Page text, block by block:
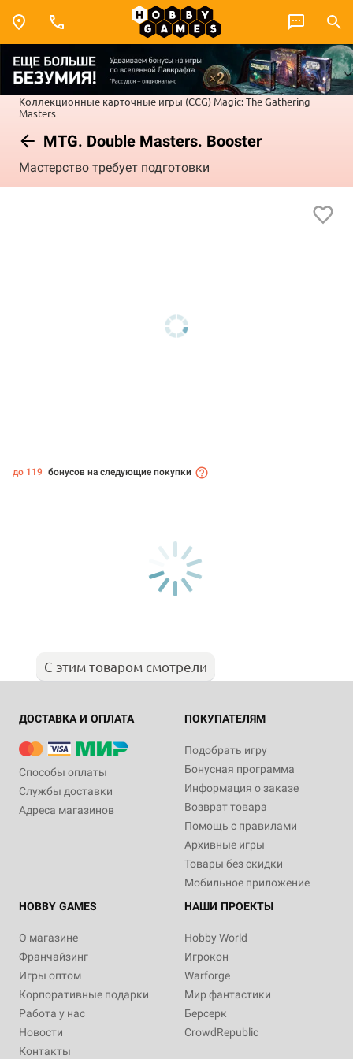
Коллекционные карточные игры (CCG) Magic: The Gathering
Masters
MTG. Double Masters. Booster
Мастерство требует подготовки
до 119 бонусов на следующие покупки
С этим товаром смотрели
ДОСТАВКА И ОПЛАТА
Способы оплаты
Службы доставки
Адреса магазинов
ПОКУПАТЕЛЯМ
Подобрать игру
Бонусная программа
Информация о заказе
Возврат товара
Помощь с правилами
Архивные игры
Товары без скидки
Мобильное приложение
HOBBY GAMES
О магазине
Франчайзинг
Игры оптом
Корпоративные подарки
Работа у нас
Новости
Контакты
НАШИ ПРОЕКТЫ
Hobby World
Игрокон
Warforge
Мир фантастики
Берсерк
CrowdRepublic